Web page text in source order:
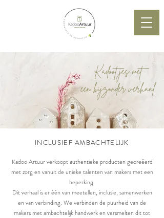
Kadootjes met
een bijzonder verhaal
INCLUSIEF AMBACHTELIJK
Kadoo Artuur verkoopt authentieke producten gecreëerd
met zorg en vanuit de unieke talenten van makers met een
beperking.
Dit verhaal is er één van meetellen, inclusie, samenwerken
en van verbinding. We verbinden de puurheid van de
makers met ambachtelijk handwerk en versmelten dit tot